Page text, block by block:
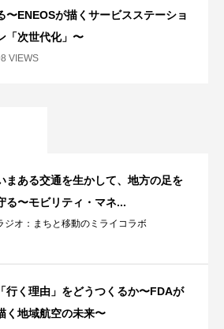
〜ENEOSが描くサービスステーショ
「次世代化」〜
VIEWS
まある交通を生かして、地方の足を
る〜モビリティ・マネ...
ジオ：まちと移動のミライコラボ
「行く理由」をどうつくるか〜FDAが
く地域航空の未来〜